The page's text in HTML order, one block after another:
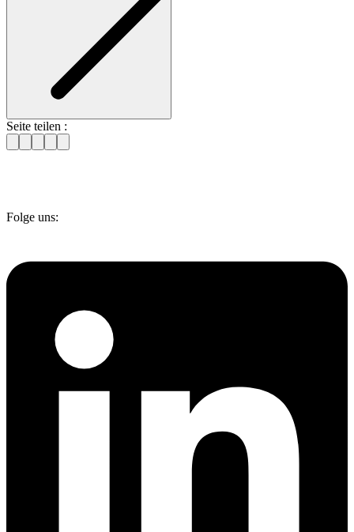
Seite teilen :
Folge uns: